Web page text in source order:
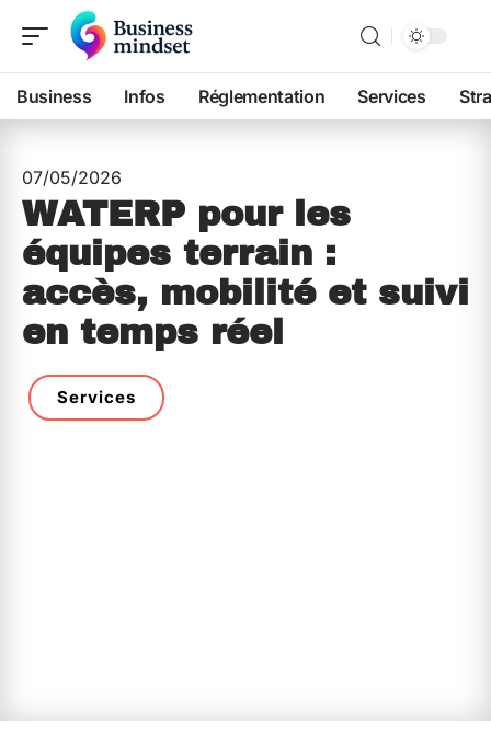
Business Infos Réglementation Services
07/05/2026
WATERP pour les
équipes terrain :
accès, mobilité et suivi
en temps réel
Services